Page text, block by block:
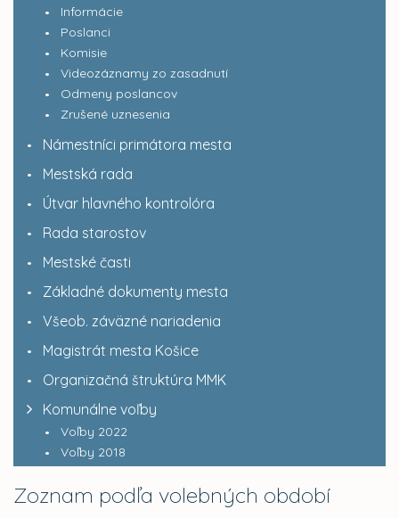
Informácie
Poslanci
Komisie
Videozáznamy zo zasadnutí
Odmeny poslancov
Zrušené uznesenia
Námestníci primátora mesta
Mestská rada
Útvar hlavného kontrolóra
Rada starostov
Mestské časti
Základné dokumenty mesta
Všeob. záväzné nariadenia
Magistrát mesta Košice
Organizačná štruktúra MMK
Komunálne voľby
Voľby 2022
Voľby 2018
Zoznam podľa volebných období